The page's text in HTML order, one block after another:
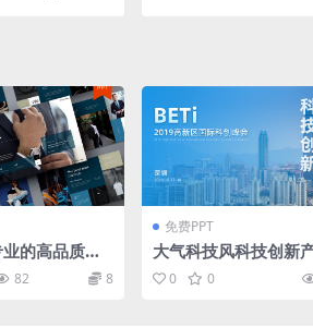
的高品质商
幻灯
pptx）
82 8
免费PPT
大气科技风科技创新
赋能科创峰会ppt模板
0 0